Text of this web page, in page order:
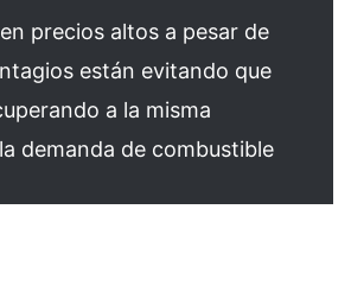
precios altos a pesar de
están evitando que
a la misma
demanda de combustible